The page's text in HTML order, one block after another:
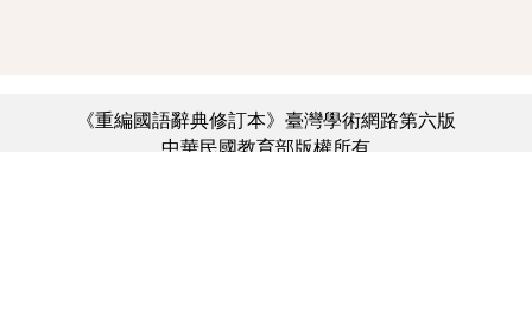
《重編國語辭典修訂本》臺灣學術網路第六版
中華民國教育部版權所有